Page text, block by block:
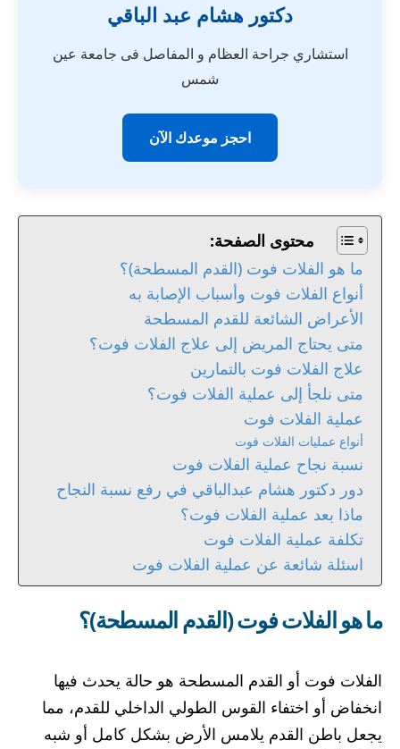
دكتور هشام عبد الباقي
استشاري جراحة العظام و المفاصل فى جامعة عين
شمس
احجز موعدك الآن
محتوى الصفحة:
ما هو الفلات فوت (القدم المسطحة)؟
أنواع الفلات فوت وأسباب الإصابة به
الأعراض الشائعة للقدم المسطحة
متى يحتاج المريض إلى علاج الفلات فوت؟
علاج الفلات فوت بالتمارين
متى نلجأ إلى عملية الفلات فوت؟
عملية الفلات فوت
أنواع عمليات الفلات فوت
نسبة نجاح عملية الفلات فوت
دور دكتور هشام عبدالباقي في رفع نسبة النجاح
ماذا بعد عملية الفلات فوت؟
تكلفة عملية الفلات فوت
اسئلة شائعة عن عملية الفلات فوت
ما هو الفلات فوت (القدم المسطحة)؟
الفلات فوت أو القدم المسطحة هو حالة يحدث فيها
انخفاض أو اختفاء القوس الطولي الداخلي للقدم، مما
يجعل باطن القدم يلامس الأرض بشكل كامل أو شبه